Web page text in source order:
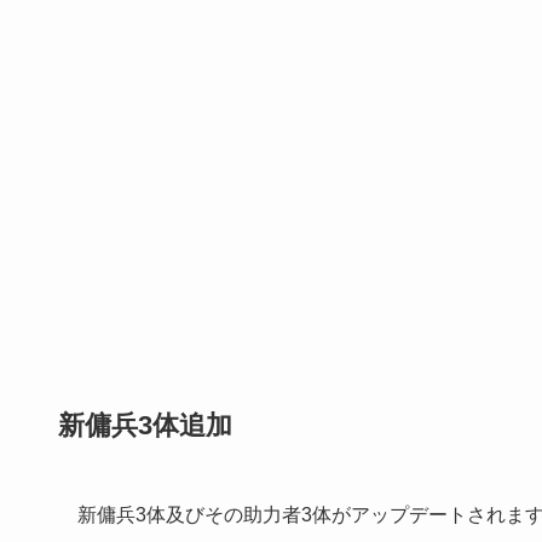
新傭兵3体追加
新傭兵3体及びその助力者3体がアップデートされま